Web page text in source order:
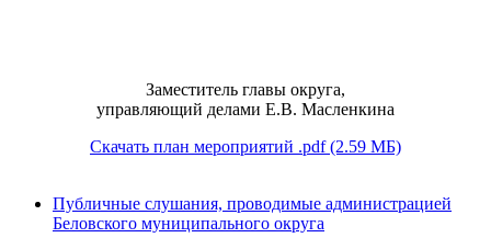
Заместитель главы округа,
управляющий делами Е.В. Масленкина
Скачать план мероприятий .pdf (2.59 МБ)
Публичные слушания, проводимые администрацией
Беловского муниципального округа